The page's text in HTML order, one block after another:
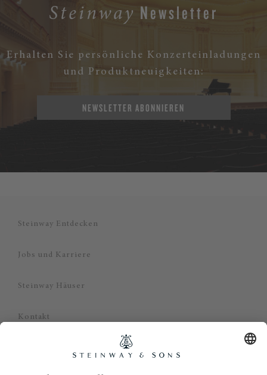
Steinway Newsletter
Erhalten Sie persönliche Konzerteinladungen
und Produktneuigkeiten:
NEWSLETTER ABONNIEREN
Steinway Entdecken
Jobs und Karriere
Steinway Häuser
Kontakt